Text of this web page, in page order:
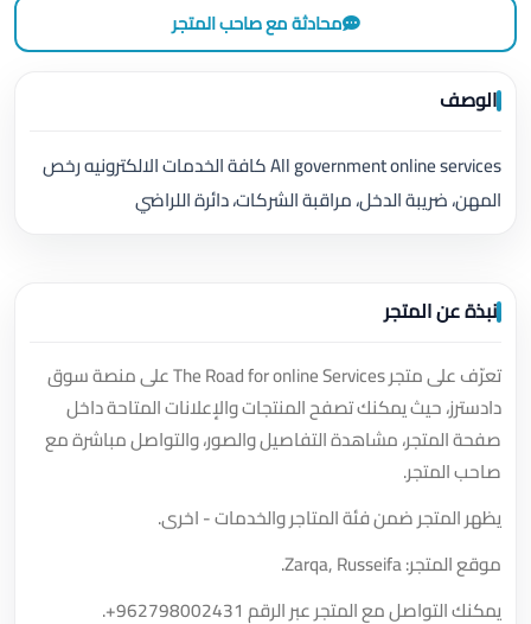
محادثة مع صاحب المتجر
الوصف
All government online services كافة الخدمات الالكترونيه رخص
المهن، ضريبة الدخل، مراقبة الشركات، دائرة اللراضي
نبذة عن المتجر
تعرّف على متجر The Road for online Services على منصة سوق
دادسترز، حيث يمكنك تصفح المنتجات والإعلانات المتاحة داخل
صفحة المتجر، مشاهدة التفاصيل والصور، والتواصل مباشرة مع
صاحب المتجر.
يظهر المتجر ضمن فئة المتاجر والخدمات - اخرى.
موقع المتجر: Zarqa, Russeifa.
يمكنك التواصل مع المتجر عبر الرقم +962798002431
.